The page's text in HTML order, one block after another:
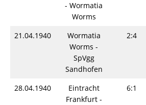
- Wormatia
Worms
21.04.1940
Wormatia
Worms -
SpVgg
Sandhofen
2:4
28.04.1940
Eintracht
Frankfurt -
6:1